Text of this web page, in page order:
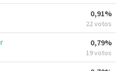
0,91%
22 votos
0,79%
19 votos